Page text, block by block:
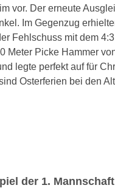
vor. Der erneute
Im Gegenzug
Fehlschuss mit dem
Meter Picke Hammer
legte perfekt auf für
Osterferien bei den
der 1.